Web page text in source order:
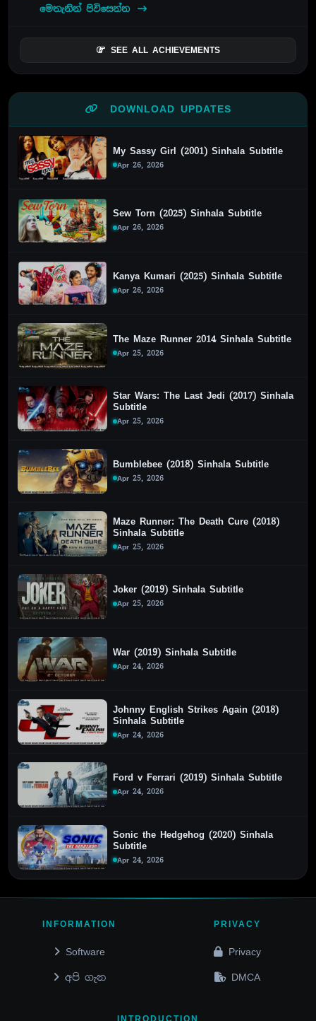
මෙතැනින් පිවිසෙන්න
SEE ALL ACHIEVEMENTS
DOWNLOAD UPDATES
My Sassy Girl (2001) Sinhala Subtitle
Apr 26, 2026
Sew Torn (2025) Sinhala Subtitle
Apr 26, 2026
Kanya Kumari (2025) Sinhala Subtitle
Apr 26, 2026
The Maze Runner 2014 Sinhala Subtitle
Apr 25, 2026
Star Wars: The Last Jedi (2017) Sinhala
Subtitle
Apr 25, 2026
Bumblebee (2018) Sinhala Subtitle
Apr 25, 2026
Maze Runner: The Death Cure (2018)
Sinhala Subtitle
Apr 25, 2026
Joker (2019) Sinhala Subtitle
Apr 25, 2026
War (2019) Sinhala Subtitle
Apr 24, 2026
Johnny English Strikes Again (2018)
Sinhala Subtitle
Apr 24, 2026
Ford v Ferrari (2019) Sinhala Subtitle
Apr 24, 2026
Sonic the Hedgehog (2020) Sinhala
Subtitle
Apr 24, 2026
INFORMATION
Software
අපි ගැන
PRIVACY
Privacy
DMCA